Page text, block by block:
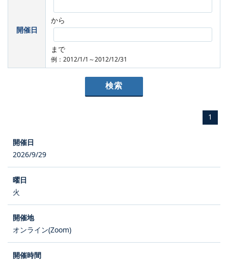
開催日
から
まで
例：2012/1/1～2012/12/31
1
2026/9/29
火
オンライン(Zoom)